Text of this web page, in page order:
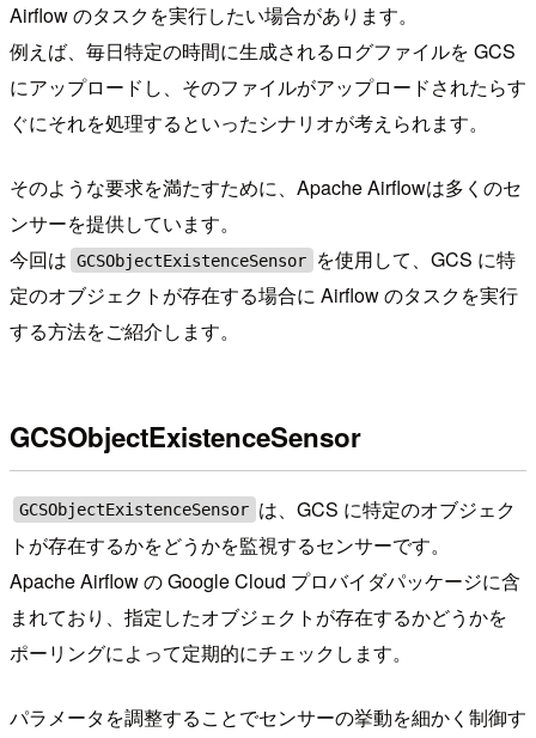
Airflow のタスクを実行したい場合があります。
例えば、毎日特定の時間に生成されるログファイルを GCS
にアップロードし、そのファイルがアップロードされたらす
ぐにそれを処理するといったシナリオが考えられます。
そのような要求を満たすために、Apache Airflowは多くのセ
ンサーを提供しています。
今回は GCSObjectExistenceSensor
を使用して、GCS に特
定のオブジェクトが存在する場合に Airflow のタスクを実行
する方法をご紹介します。
GCSObjectExistenceSensor
GCSObjectExistenceSensor は、GCS に特定のオブジェク
トが存在するかをどうかを監視するセンサーです。
Apache Airflow の Google Cloud プロバイダパッケージに含
まれており、指定したオブジェクトが存在するかどうかを
ポーリングによって定期的にチェックします。
パラメータを調整することでセンサーの挙動を細かく制御す